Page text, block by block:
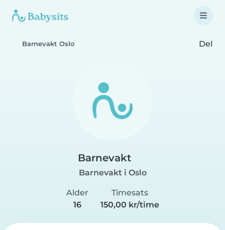
Barnevakt Oslo Del
Barnevakt
Barnevakt i Oslo
Alder
16
Timesats
150,00 kr/time